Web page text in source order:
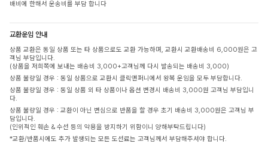
배비에 한해서 운송비를 부담 합니다
교환운임 안내
상품 교환은 동일 상품 또는 타 상품으로도 교환 가능하며, 교환시 교환배송비 6,000원은 고
객님 부담입니다.
(상품을 저희쪽에 보내는 배송비 3,000+고객님께 다시 발송되는 배송비 3,000)
상품 불량일 경우 : 동일 상품으로 교환시 클릭앤퍼니에서 왕복 운임을 모두 부담합니다.
상품 불량일 경우 : 동일 상품 외 타 상품이나 옵션 변경시 배송비 3,000원 고객님 부담입니
다.
상품 불량일 경우 : 교환이 아닌 변심으로 반품을 할 경우 초기 배송비 3,000원은 고객님 부
담입니다.
(인위적인 훼손 & 수선 등의 악용을 방지하기 위함이니 양해부탁드립니다)
*교환/반품시에도 추가 발생되는 모든 도선료는 고객님께서 부담해주셔야 합니다.